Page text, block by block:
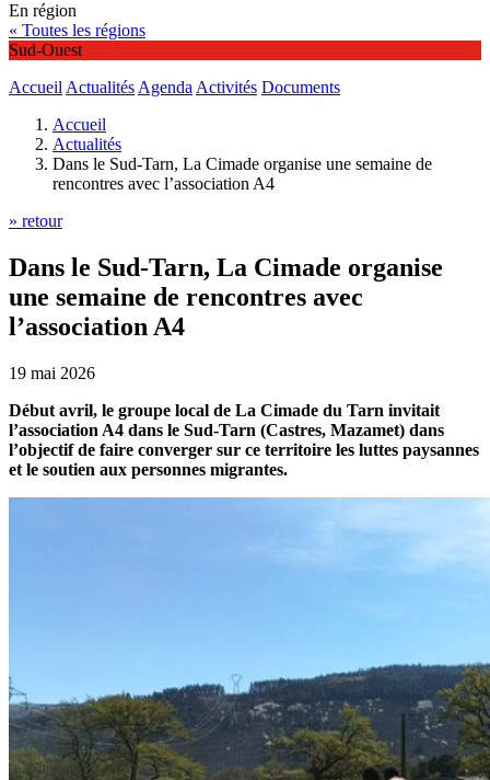
En région
« Toutes les régions
Sud-Ouest
Accueil Actualités Agenda Activités Documents
Accueil
Actualités
Dans le Sud-Tarn, La Cimade organise une semaine de
rencontres avec l’association A4
» retour
Dans le Sud-Tarn, La Cimade organise
une semaine de rencontres avec
l’association A4
19 mai 2026
Début avril, le groupe local de La Cimade du Tarn invitait
l’association A4 dans le Sud-Tarn (Castres, Mazamet) dans
l’objectif de faire converger sur ce territoire les luttes paysannes
et le soutien aux personnes migrantes.